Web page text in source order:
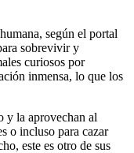
según el portal
sobrevivir y
curiosos por
inmensa, lo que los
y la aprovechan al
o incluso para cazar
este es otro de sus